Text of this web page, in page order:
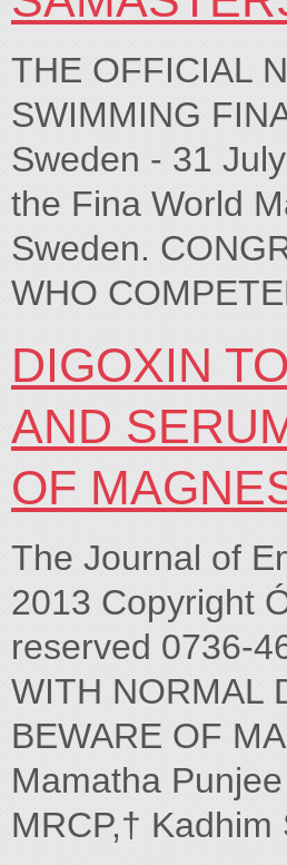
THE OFFICIAL
SWIMMING
Sweden - 31
the Fina World
Sweden.
WHO
DIGOXIN
AND
OF
The Journal of
2013 Copyright
reserved 0736-
WITH NORMAL
BEWARE OF
Mamatha
MRCP,†